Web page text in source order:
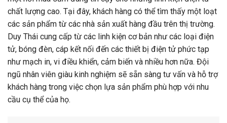
chất lượng cao. Tại đây, khách hàng có thể tìm thấy một loạt
các sản phẩm từ các nhà sản xuất hàng đầu trên thị trường.
Duy Thái cung cấp từ các linh kiện cơ bản như các loại điện
tử, bóng đèn, cáp kết nối đến các thiết bị điện tử phức tạp
như mạch in, vi điều khiển, cảm biến và nhiều hơn nữa. Đội
ngũ nhân viên giàu kinh nghiệm sẽ sẵn sàng tư vấn và hỗ trợ
khách hàng trong việc chọn lựa sản phẩm phù hợp với nhu
cầu cụ thể của họ.